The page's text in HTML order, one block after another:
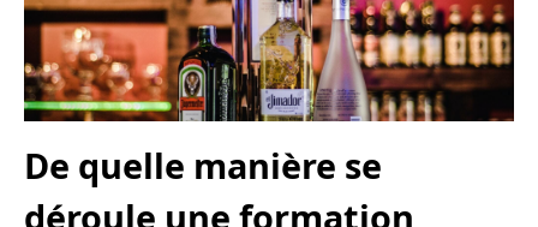
De quelle manière se
déroule une formation